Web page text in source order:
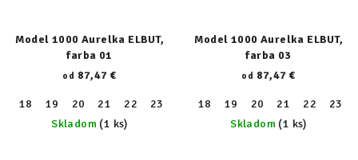
Model 1000 Aurelka ELBUT,
farba 01
od 87,47 €
18 19 20 21 22 23 25 26 27 28 29
30
Skladom (1 ks)
Model 1000 Aurelka ELBUT,
farba 03
od 87,47 €
18 19 20 21 22 23
Skladom (1 ks)